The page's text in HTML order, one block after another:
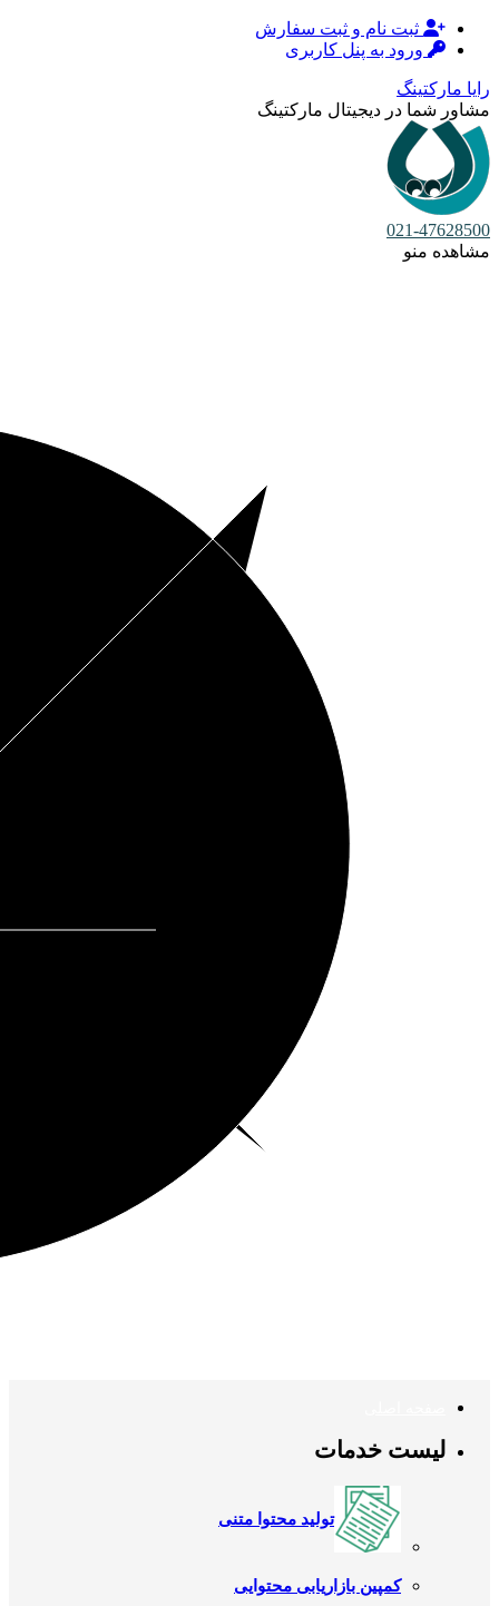
ثبت نام و ثبت سفارش
ورود به پنل کاربری
رایا مارکتینگ
مشاور شما در دیجیتال مارکتینگ
021-47628500
مشاهده منو
لیست خدمات
تولید محتوا متنی
کمپین بازاریابی محتوایی